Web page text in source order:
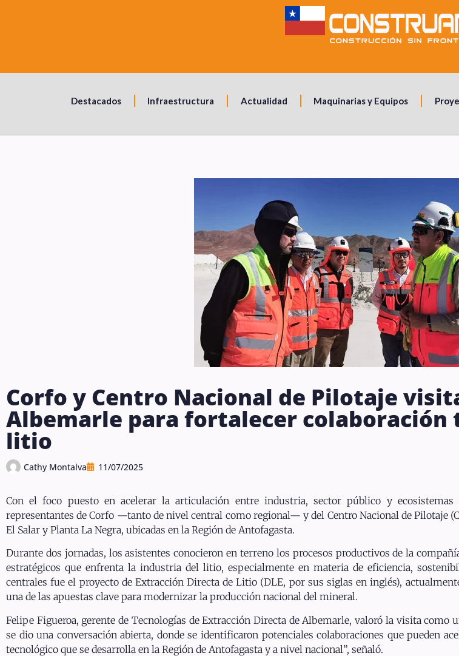
Destacados Infraestructura Actualidad Maquinarias y Equipos
Corfo y Centro Nacional de Pilotaje
Albemarle para fortalecer colaboración
litio
Cathy Montalva 11/07/2025
Con el foco puesto en acelerar la articulación entre industria, sector público y ecosistemas
representantes de Corfo —tanto de nivel central como regional— y del Centro Nacional de Pilotaje
El Salar y Planta La Negra, ubicadas en la Región de Antofagasta.
Durante dos jornadas, los asistentes conocieron en terreno los procesos productivos de la
estratégicos que enfrenta la industria del litio, especialmente en materia de eficiencia,
centrales fue el proyecto de Extracción Directa de Litio (DLE, por sus siglas en inglés),
una de las apuestas clave para modernizar la producción nacional del mineral.
Felipe Figueroa, gerente de Tecnologías de Extracción Directa de Albemarle, valoró la visita como
se dio una conversación abierta, donde se identificaron potenciales colaboraciones que pueden
tecnológico que se desarrolla en la Región de Antofagasta y a nivel nacional”, señaló.